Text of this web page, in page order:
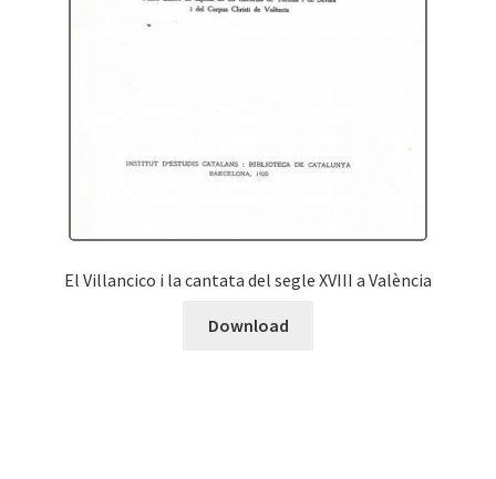
El Villancico i la cantata del segle XVIII a València
Download